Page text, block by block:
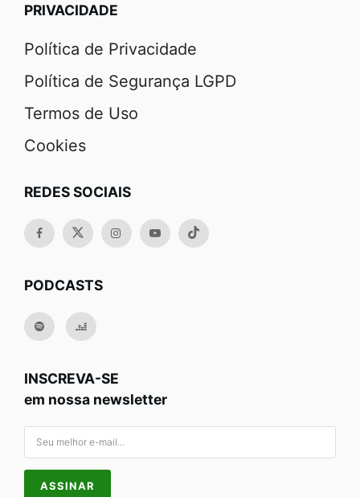
PRIVACIDADE
Política de Privacidade
Política de Segurança LGPD
Termos de Uso
Cookies
REDES SOCIAIS
PODCASTS
INSCREVA-SE
em nossa newsletter